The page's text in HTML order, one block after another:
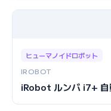
ヒューマノイドロボット
IROBOT
iRobot ルンバ i7+ 自